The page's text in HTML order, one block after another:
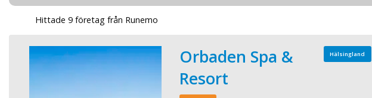
Hittade 9 företag från Runemo
Hälsingland
Orbaden Spa &
Resort